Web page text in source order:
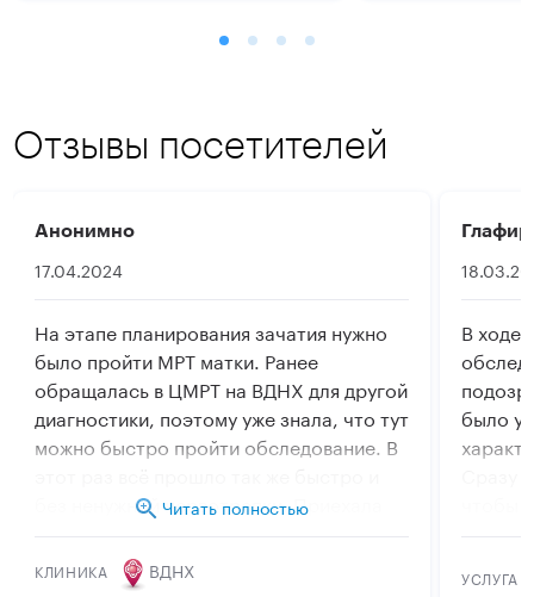
Отзывы посетителей
Анонимно
17.04.2024
На этапе планирования зачатия нужно
было пройти МРТ матки. Ранее
обращалась в ЦМРТ на ВДНХ для другой
диагностики, поэтому уже знала, что тут
можно быстро пройти обследование. В
без ненужной нервотрепки. Приехала
смогла попасть на томограф. По
окончании получила необходимые
Читать полностью
КЛИНИКА ВДНХ
В ходе
было
сразу
УСЛУГА